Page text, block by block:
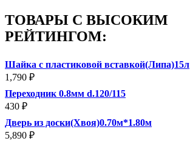
ТОВАРЫ С ВЫСОКИМ
РЕЙТИНГОМ:
Шайка с пластиковой вставкой(Липа)15л
1,790 ₽
Переходник 0.8мм d.120/115
430 ₽
Дверь из доски(Хвоя)0.70м*1.80м
5,890 ₽